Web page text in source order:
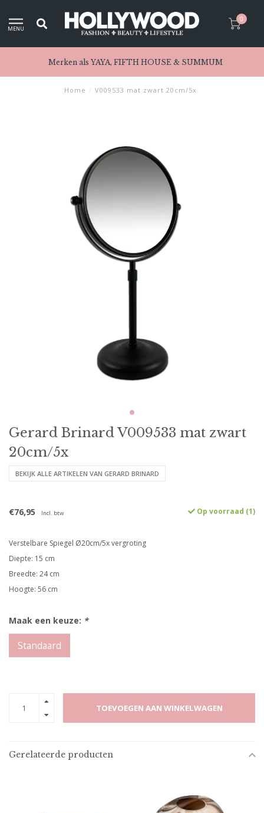
MENU
0
Merken als YAYA, FIFTH HOUSE & SUMMUM
Home / V009533 mat zwart 20cm/5x
Gerard Brinard V009533 mat zwart
20cm/5x
BEKIJK ALLE ARTIKELEN VAN GERARD BRINARD
€76,95 Incl. btw Op voorraad (1)
Verstelbare Spiegel Ø20cm/5x vergroting
Diepte: 15 cm
Breedte: 24 cm
Hoogte: 56 cm
Maak een keuze: *
Standaard
TOEVOEGEN AAN WINKELWAGEN
Gerelateerde producten